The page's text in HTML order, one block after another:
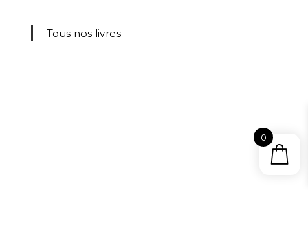
Tous nos livres
0